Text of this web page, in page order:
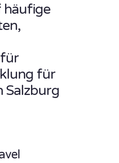
für
Salzburg